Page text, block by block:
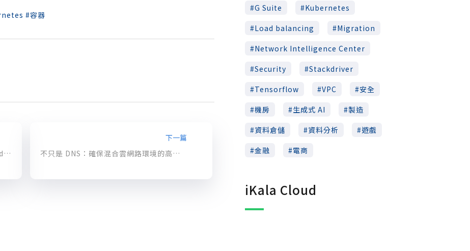
容器
告訴你怎麼使用 BigQuery與 Data Studio 分析銷售數據
下一篇
不只是 DNS：確保混合雲網路環境的高度可用性
G Suite
Kubernetes
Load balancing
Migration
Network Intelligence Center
Security
Stackdriver
Tensorflow
VPC
安全
機房
生成式 AI
製造
資料倉儲
資料分析
遊戲
金融
電商
iKala Cloud